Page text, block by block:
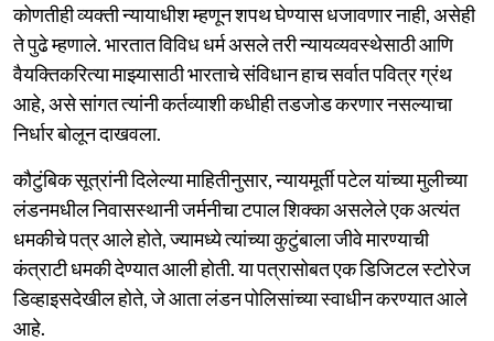
कोणतीही व्यक्ती न्यायाधीश म्हणून शपथ घेण्यास धजावणार नाही, असेही
ते पुढे म्हणाले. भारतात विविध धर्म असले तरी न्यायव्यवस्थेसाठी आणि
वैयक्तिकरित्या माझ्यासाठी भारताचे संविधान हाच सर्वात पवित्र ग्रंथ
आहे, असे सांगत त्यांनी कर्तव्याशी कधीही तडजोड करणार नसल्याचा
निर्धार बोलून दाखवला.
कौटुंबिक सूत्रांनी दिलेल्या माहितीनुसार, न्यायमूर्ती पटेल यांच्या मुलीच्या
लंडनमधील निवासस्थानी जर्मनीचा टपाल शिक्का असलेले एक अत्यंत
धमकीचे पत्र आले होते, ज्यामध्ये त्यांच्या कुटुंबाला जीवे मारण्याची
कंत्राटी धमकी देण्यात आली होती. या पत्रासोबत एक डिजिटल स्टोरेज
डिव्हाइसदेखील होते, जे आता लंडन पोलिसांच्या स्वाधीन करण्यात आले
आहे.